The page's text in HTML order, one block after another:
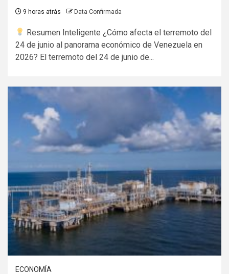
9 horas atrás Data Confirmada
Resumen Inteligente ¿Cómo afecta el terremoto del
24 de junio al panorama económico de Venezuela en
2026? El terremoto del 24 de junio de...
ECONOMÍA